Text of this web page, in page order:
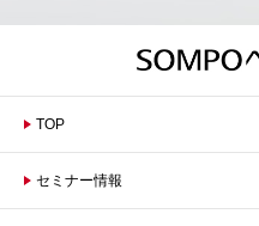
本人からの求めにより、当
止・消去（「開示等」とい
開示等に応じる窓口およびお
ＳＯＭＰＯヘルスサポート株
URL：https://www.sompo-
TOP
セミナー情報